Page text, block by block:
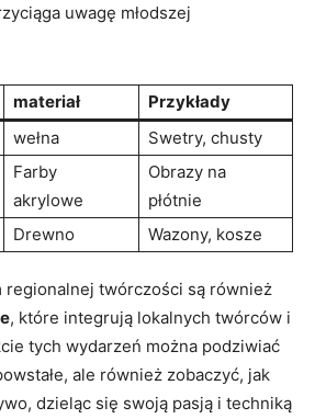
uwagę młodszej
materiał
Przykłady
wełna
Swetry, chusty
Farby
akrylowe
Obrazy na
płótnie
Drewno Wazony, kosze
regionalnej twórczości są również
, które integrują lokalnych twórców i
tych wydarzeń można podziwiać
ale również zobaczyć, jak
dzieląc się swoją pasją i techniką